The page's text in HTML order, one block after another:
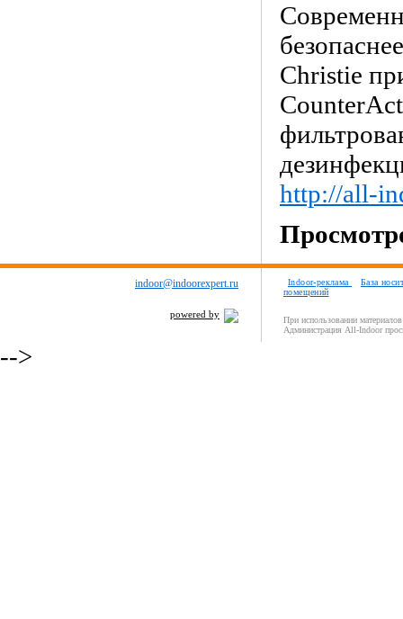
Christie
http://all-
indoor@indoorexpert.ru
powered by
Indoor-реклама
База
помещений
При использовании
Администрация All-Indoor
-->